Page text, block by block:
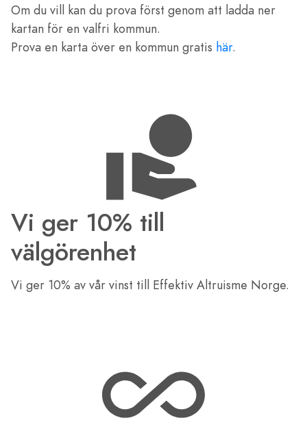
Om du vill kan du prova först genom att ladda ner
kartan för en valfri kommun.
Prova en karta över en kommun gratis här.
Vi ger 10% till
välgörenhet
Vi ger 10% av vår vinst till Effektiv Altruisme Norge.